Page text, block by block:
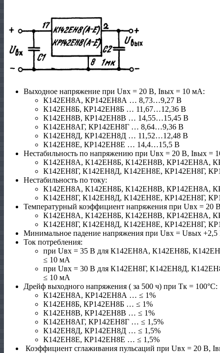
Выходное напряжение при Uвх = 20 В, Iвых = 10 мА:
К142ЕН8А, КР142ЕН8А … 8,73…9,27 В
К142ЕН8Б, КР142ЕН8Б … 11,67…12,36 В
К142ЕН8В, КР142ЕН8В … 14,55…15,45 В
К142ЕН8АГ, КР142ЕН8Г … 8,64…9,36 В
К142ЕН8Д, КР142ЕН8Д … 11,52…12,48 В
К142ЕН8Е, КР142ЕН8Е … 14,4…15,5 В
Нестабильность по напряжению при Uвх = 20 В, Iвых =
К142ЕН8А, К142ЕН8Б, К142ЕН8В, КР142ЕН8А,
К142ЕН8Г, К142ЕН8Д, К142ЕН8Е, КР142ЕН8Г,
Нестабильность по току:
К142ЕН8А, К142ЕН8Б, К142ЕН8В, КР142ЕН8А,
К142ЕН8Г, К142ЕН8Д, К142ЕН8Е, КР142ЕН8Г,
Температурный коэффициент напряжения при Uвх =
К142ЕН8А, К142ЕН8Б, К142ЕН8В, КР142ЕН8А,
К142ЕН8Г, К142ЕН8Д, К142ЕН8Е, КР142ЕН8Г,
Минимальное падение напряжения при Uвх = Uвых
Ток потребления:
при Uвх = 35 В для К142ЕН8А, К142ЕН8Б,
≤ 10 мА
при Uвх = 30 В для К142ЕН8Г, К142ЕН8Д,
≤ 10 мА
Дрейф выходного напряжения ( за 500 ч) при Тк = 100°С:
К142ЕН8А, КР142ЕН8А … ≤ 1%
К142ЕН8Б, КР142ЕН8Б … ≤ 1%
К142ЕН8В, КР142ЕН8В … ≤ 1%
К142ЕН8АГ, КР142ЕН8Г … ≤ 1,5%
К142ЕН8Д, КР142ЕН8Д … ≤ 1,5%
К142ЕН8Е, КР142ЕН8Е … ≤ 1,5%
Коэффициент сглаживания пульсаций при Uвх = 20 В,